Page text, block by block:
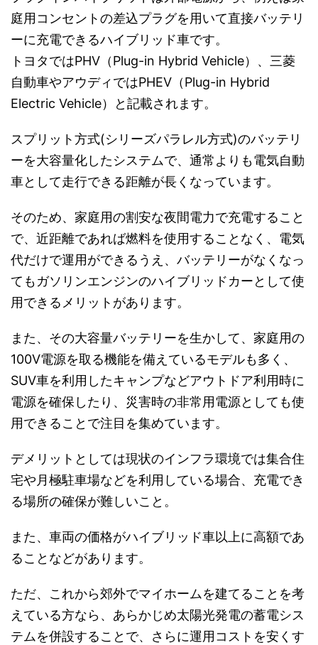
庭用コンセントの差込プラグを用いて直接バッテリ
ーに充電できるハイブリッド車です。
トヨタではPHV（Plug-in Hybrid Vehicle）、三菱
自動車やアウディではPHEV（Plug-in Hybrid
Electric Vehicle）と記載されます。
スプリット方式(シリーズパラレル方式)のバッテリ
ーを大容量化したシステムで、通常よりも電気自動
車として走行できる距離が長くなっています。
そのため、家庭用の割安な夜間電力で充電すること
で、近距離であれば燃料を使用することなく、電気
代だけで運用ができるうえ、バッテリーがなくなっ
てもガソリンエンジンのハイブリッドカーとして使
用できるメリットがあります。
また、その大容量バッテリーを生かして、家庭用の
100V電源を取る機能を備えているモデルも多く、
SUV車を利用したキャンプなどアウトドア利用時に
電源を確保したり、災害時の非常用電源としても使
用できることで注目を集めています。
デメリットとしては現状のインフラ環境では集合住
宅や月極駐車場などを利用している場合、充電でき
る場所の確保が難しいこと。
また、車両の価格がハイブリッド車以上に高額であ
ることなどがあります。
ただ、これから郊外でマイホームを建てることを考
えている方なら、あらかじめ太陽光発電の蓄電シス
テムを併設することで、さらに運用コストを安くす